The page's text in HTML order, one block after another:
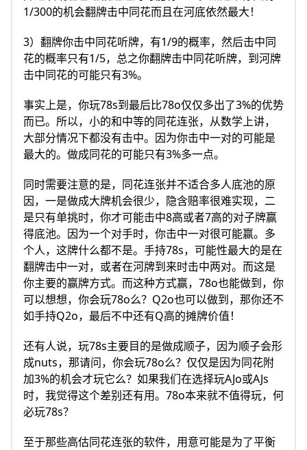
1/300的机会翻牌击中同花而且在河底依然最大！
3）翻牌你击中同花听牌，有1/9的概率，然后击中同
花的概率只有1/5，总之你翻牌击中同花听牌，到河牌
击中同花的可能只有3%。
事实上是，你玩78s到最后比78o仅仅多出了3%的优势
而已。所以，小的和中等的同花连张，从数学上讲，
大部分情况下都没有击中。因为你击中一对的可能是
最大的。做成同花的可能只有3%多一点。
同时需要注意的是，同花连张并不适合多人底池的原
因，一是做成大牌机会很少，隐含赔率很难实现，二
是只有单挑时，你才可能击中8高或者7高的对子牌赢
得底池。因为一个对手时，你击中一对很可能赢。多
个人，这牌什么都不是。手持78s，可能性最大的是在
翻牌击中一对，或者在河牌到来时击中两对。而这是
你主要的赢牌方式。而这种方式赢，78o也能做到，你
可以想想，你会玩78o么？Q2o也可以做到，那你还不
如手持Q2o，最后不中还有Q高的摊牌价值！
还有人说，玩78s主要目的是做成顺子，因为顺子会形
成nuts，那请问，你会玩78o么？仅仅是因为同花附
加3%的机会才玩它么？如果我们在选择玩AJo或AJs
时，我觉得这个差别还有用。78o本来就不值得玩，何
必玩78s？
至于那些高估同花连张的软件，用意可能是为了平衡